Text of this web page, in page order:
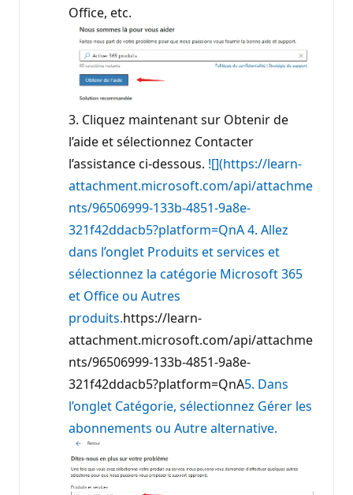
Office, etc.
3. Cliquez maintenant sur Obtenir de
l’aide et sélectionnez Contacter
l’assistance ci-dessous. ![](https://learn-
attachment.microsoft.com/api/attachme
nts/96506999-133b-4851-9a8e-
321f42ddacb5?platform=QnA4. Allez
dans l’onglet Produits et services et
sélectionnez la catégorie Microsoft 365
et Office ou Autres
produits.https://learn-
attachment.microsoft.com/api/attachme
nts/96506999-133b-4851-9a8e-
321f42ddacb5?platform=QnA5. Dans
l’onglet Catégorie, sélectionnez Gérer les
abonnements ou Autre alternative.